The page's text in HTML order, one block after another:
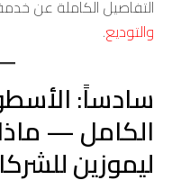
التفاصيل الكاملة عن
والتوديع.
سادساً:
الكامل —
ليموزين